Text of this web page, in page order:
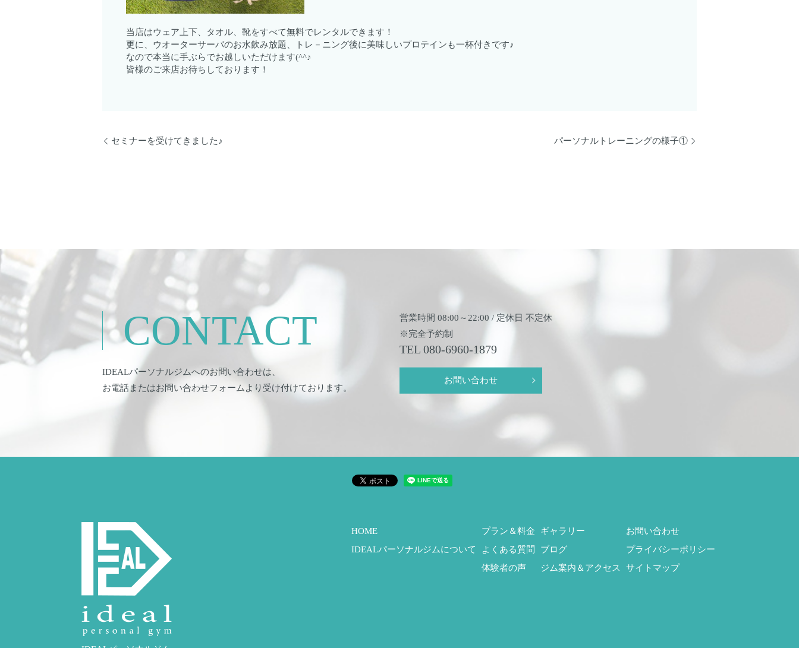
当店はウェア上下、タオル、靴をすべて無料でレンタルできます！
更に、ウオーターサーバのお水飲み放題、トレ－ニング後に美味しいプロテインも一杯付きです♪
なので本当に手ぶらでお越しいただけます(^^♪
皆様のご来店お待ちしております！
セミナーを受けてきました♪ パーソナルトレーニングの様子①
CONTACT
IDEALパーソナルジムへのお問い合わせは、
お電話またはお問い合わせフォームより 受け付けております。
営業時間 08:00～22:00 / 定休日 不定休
※完全予約制
TEL 080-6960-1879
お問い合わせ
HOME
IDEALパーソナルジムについて
プラン＆料金
よくある質問
体験者の声
ギャラリー
ブログ
ジム案内＆アクセス
お問い合わせ
プライバシーポリシー
サイトマップ